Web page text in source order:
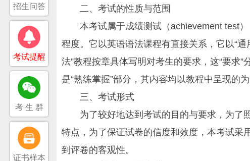
二、考试的性质与范围
本考试属于成绩测试（achievement test）
程度。它以英语语法课程有直接关系，它以“
法”教程按章具体写明对考生的要求，这“要求”
是“熟练掌握”部分，其内容均以教程中呈现的
三、考试形式
为了较好地达到考试的目的与要求，为了
特点，为了保证试卷的信度和效度，本考试采
到评卷的客观性。
招生问答
考试提醒
考 生 群
证书样本